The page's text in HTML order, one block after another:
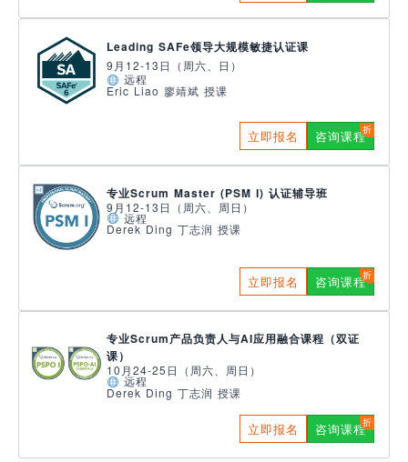
Leading SAFe领导大规模敏捷认证课
9月12-13日（周六、日）
远程
Eric Liao 廖靖斌 授课
立即报名 咨询课程
专业Scrum Master (PSM I) 认证辅导班
9月12-13日（周六、周日）
远程
Derek Ding 丁志润 授课
立即报名 咨询课程
专业Scrum产品负责人与AI应用融合课程（双证
课）
10月24-25日（周六、周日）
远程
Derek Ding 丁志润 授课
立即报名 咨询课程